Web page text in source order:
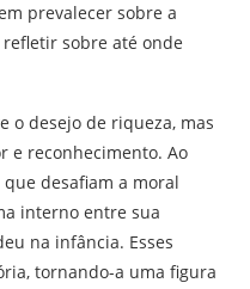
prevalecer sobre a
sobre até onde
o desejo de riqueza, mas
e reconhecimento. Ao
desafiam a moral
interno entre sua
na infância. Esses
tornando-a uma figura